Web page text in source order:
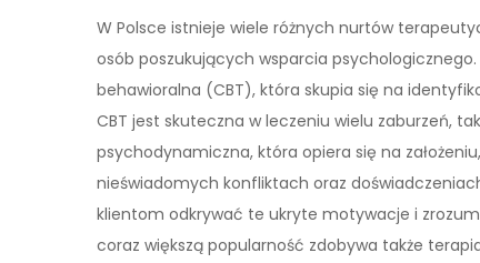
W Polsce istnieje wiele różnych nurtów
osób poszukujących wsparcia
behawioralna (CBT), która skupia się na
CBT jest skuteczna w leczeniu wielu zaburzeń,
psychodynamiczna, która opiera się na
nieświadomych konfliktach oraz
klientom odkrywać te ukryte motywacje i
coraz większą popularność zdobywa także